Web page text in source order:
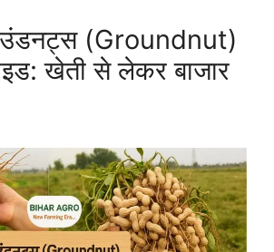
(Groundnut)
खेती से लेकर बाजार